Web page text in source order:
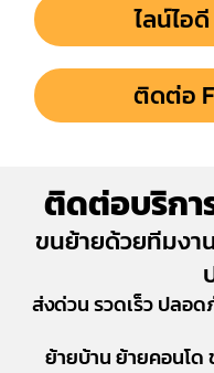
ไลน์ไอ
ติดต่อ
ติดต่อบริกา
ขนย้ายด้วยทีมงา
ส่งด่วน รวดเร็ว ปลอ
ย้ายบ้าน ย้ายคอนโด